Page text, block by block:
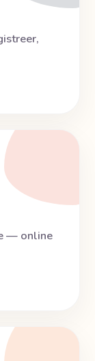
— online